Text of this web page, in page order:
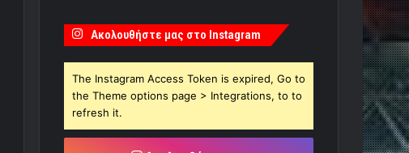
Ακολουθήστε μας στο Instagram
The Instagram Access Token is expired, Go to
the Theme options page > Integrations, to to
refresh it.